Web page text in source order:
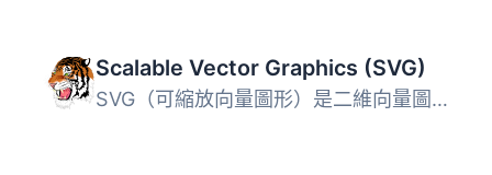
Scalable Vector Graphics (SVG)
SVG（可縮放向量圖形）是二維向量圖形，可以是靜態或動態的。...